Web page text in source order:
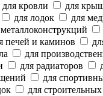
для кровли для
для лодок
для
печей и каминов
для
для радиаторов
для
для